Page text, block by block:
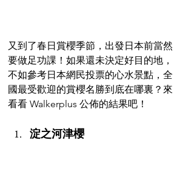
又到了春日賞櫻季節，出發日本前當然
要做足功課！如果還未決定好目的地，
不如參考日本網民投票的心水景點，全
國最受歡迎的賞櫻名勝到底在哪裏？來
看看 Walkerplus 公佈的結果吧！
淀之河津櫻